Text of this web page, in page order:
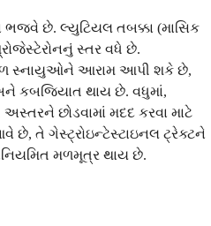
ભજવે છે. લ્યુટિયલ તબક્કા (માસિક
સ્તર વધે છે.
સ્નાયુઓને આરામ આપી શકે છે,
કબજિયાત થાય છે. વધુમાં,
અસ્તરને છોડવામાં મદદ કરવા માટે
છે, તે ગેસ્ટ્રોઇન્ટેસ્ટાઇનલ ટ્રેક્ટને
મળમૂત્ર થાય છે.